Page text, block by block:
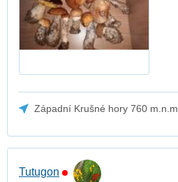
Západní Krušné hory 760 m.n.m.
Tutugon